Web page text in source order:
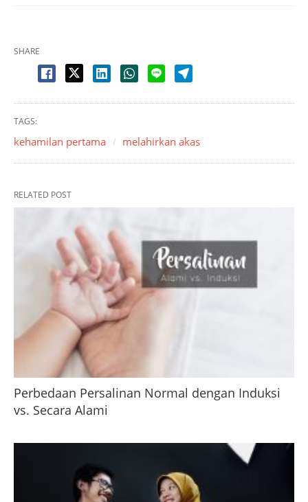
SHARE
TAGS:
kehamilan pertama melahirkan akas
RELATED POST
Perbedaan Persalinan Normal dengan Induksi
vs. Secara Alami